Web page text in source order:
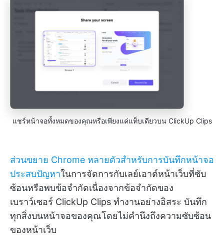
แชร์หน้าจอทั้งหมดของคุณหรือเพียงแค่แท็บเดียวบน ClickUp Clips
ส่วนขยาย Chrome หลายตัวสำหรับการบันทึกหน้าจอ
ประสบปัญหาในการจัดการกับเลย์เอาต์หน้าเว็บที่ซับ
ซ้อนหรือพบข้อจำกัดเนื่องจากข้อจำกัดของ
เบราว์เซอร์ ClickUp Clips ทำงานอย่างอิสระ บันทึก
ทุกสิ่งบนหน้าจอของคุณโดยไม่คำนึงถึงความซับซ้อน
ของหน้าเว็บ